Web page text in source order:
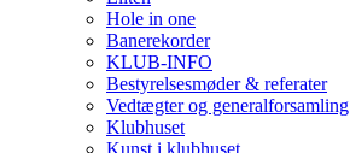
Hole in one
Banerekorder
KLUB-INFO
Bestyrelsesmøder & referater
Vedtægter og generalforsamling
Klubhuset
Kunst i klubhuset